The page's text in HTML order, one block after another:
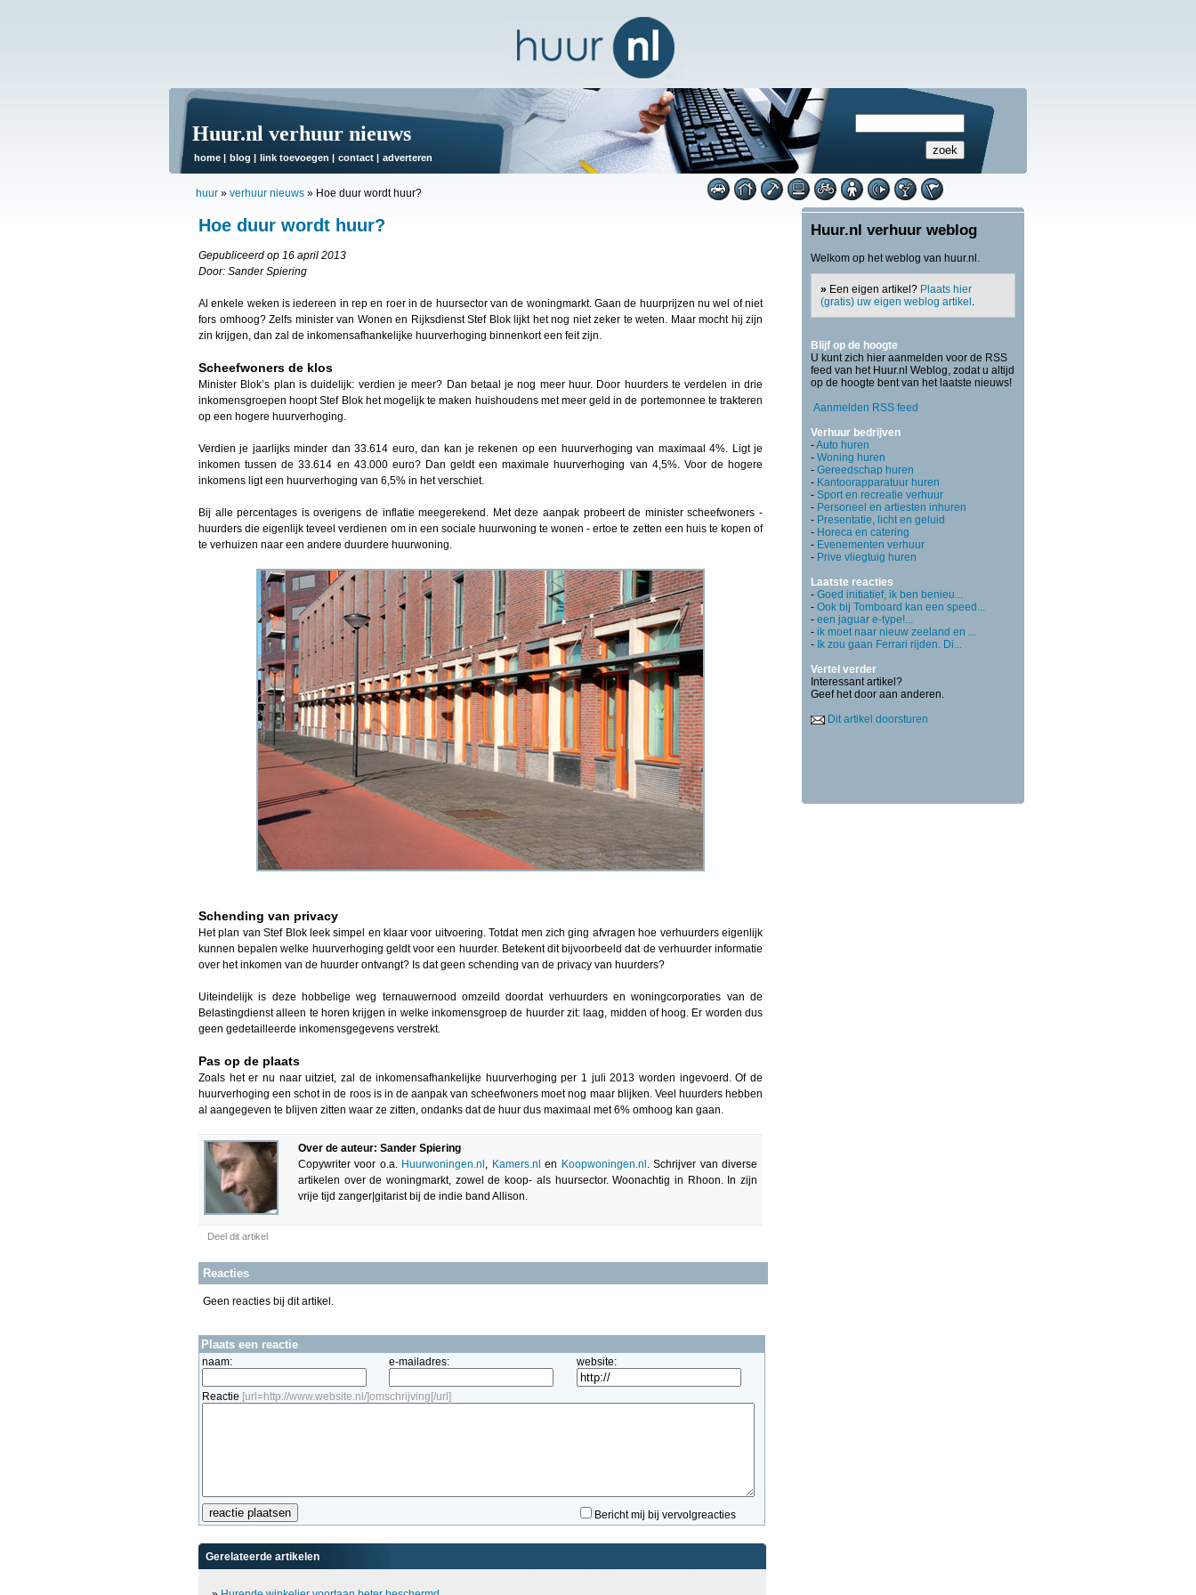
Huur.nl verhuur nieuws
home | blog | link toevoegen | contact | adverteren
huur » verhuur nieuws » Hoe duur wordt huur?
Hoe duur wordt huur?
Gepubliceerd op 16 april 2013
Door: Sander Spiering
Al enkele weken is iedereen in rep en roer in de huursector van de woningmarkt. Gaan de huurprijzen nu wel of niet
fors omhoog? Zelfs minister van Wonen en Rijksdienst Stef Blok lijkt het nog niet zeker te weten. Maar mocht hij zijn
zin krijgen, dan zal de inkomensafhankelijke huurverhoging binnenkort een feit zijn.
Scheefwoners de klos
Minister Blok’s plan is duidelijk: verdien je meer? Dan betaal je nog meer huur. Door huurders te verdelen in drie
inkomensgroepen hoopt Stef Blok het mogelijk te maken huishoudens met meer geld in de portemonnee te trakteren
op een hogere huurverhoging.
Verdien je jaarlijks minder dan 33.614 euro, dan kan je rekenen op een huurverhoging van maximaal 4%. Ligt je
inkomen tussen de 33.614 en 43.000 euro? Dan geldt een maximale huurverhoging van 4,5%. Voor de hogere
inkomens ligt een huurverhoging van 6,5% in het verschiet.
Bij alle percentages is overigens de inflatie meegerekend. Met deze aanpak probeert de minister scheefwoners -
huurders die eigenlijk teveel verdienen om in een sociale huurwoning te wonen - ertoe te zetten een huis te kopen of
te verhuizen naar een andere duurdere huurwoning.
Schending van privacy
Het plan van Stef Blok leek simpel en klaar voor uitvoering. Totdat men zich ging afvragen hoe verhuurders eigenlijk
kunnen bepalen welke huurverhoging geldt voor een huurder. Betekent dit bijvoorbeeld dat de verhuurder informatie
over het inkomen van de huurder ontvangt? Is dat geen schending van de privacy van huurders?
Uiteindelijk is deze hobbelige weg ternauwernood omzeild doordat verhuurders en woningcorporaties van de
Belastingdienst alleen te horen krijgen in welke inkomensgroep de huurder zit: laag, midden of hoog. Er worden dus
geen gedetailleerde inkomensgegevens verstrekt.
Pas op de plaats
Zoals het er nu naar uitziet, zal de inkomensafhankelijke huurverhoging per 1 juli 2013 worden ingevoerd. Of de
huurverhoging een schot in de roos is in de aanpak van scheefwoners moet nog maar blijken. Veel huurders hebben
al aangegeven te blijven zitten waar ze zitten, ondanks dat de huur dus maximaal met 6% omhoog kan gaan.
Over de auteur: Sander Spiering
Copywriter voor o.a. Huurwoningen.nl , Kamers.nl en Koopwoningen.nl . Schrijver van diverse
artikelen over de woningmarkt, zowel de koop- als huursector. Woonachtig in Rhoon. In zijn
vrije tijd zanger|gitarist bij de indie band Allison.
Deel dit artikel
Reacties
Geen reacties bij dit artikel.
Plaats een reactie
naam: e-mailadres: website:
Reactie [url=http://www.website.nl/]omschrijving[/url]
Bericht mij bij vervolgreacties
Gerelateerde artikelen
Huur.nl verhuur weblog
Welkom op het weblog van huur.nl.
» Een eigen artikel? Plaats hier
(gratis) uw eigen weblog artikel .
Blijf op de hoogte
U kunt zich hier aanmelden voor de RSS
feed van het Huur.nl Weblog, zodat u altijd
op de hoogte bent van het laatste nieuws!
Aanmelden RSS feed
Verhuur bedrijven
-Auto huren
- Woning huren
- Gereedschap huren
- Kantoorapparatuur huren
- Sport en recreatie verhuur
- Personeel en artiesten inhuren
- Presentatie, licht en geluid
- Horeca en catering
- Evenementen verhuur
- Prive vliegtuig huren
Laatste reacties
- Goed initiatief, ik ben benieu...
- Ook bij Tomboard kan een speed...
- een jaguar e-type!...
- ik moet naar nieuw zeeland en ...
- Ik zou gaan Ferrari rijden. Di...
Vertel verder
Interessant artikel?
Geef het door aan anderen.
Dit artikel doorsturen